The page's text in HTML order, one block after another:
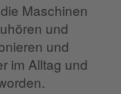
Maschinen
und
und
im Alltag und